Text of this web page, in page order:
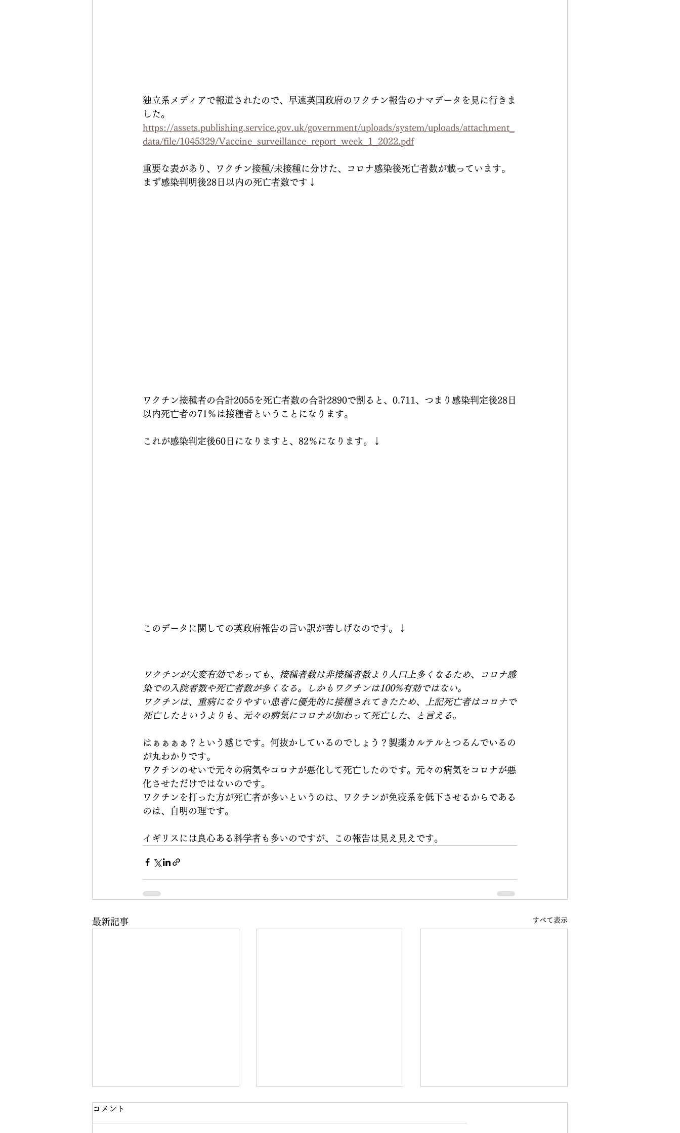
独立系メディアで報道されたので、早速英国政府のワクチン報告のナマデータを見に行きま
した。
https://assets.publishing.service.gov.uk/government/uploads/system/uploads/attachment_
data/file/1045329/Vaccine_surveillance_report_week_1_2022.pdf
重要な表があり、ワクチン接種/未接種に分けた、コロナ感染後死亡者数が載っています。
まず感染判明後28日以内の死亡者数です↓
ワクチン接種者の合計2055を死亡者数の合計2890で割ると、0.711、つまり感染判定後28日
以内死亡者の71％は接種者ということになります。
これが感染判定後60日になりますと、82％になります。↓
このデータに関しての英政府報告の言い訳が苦しげなのです。↓
ワクチンが大変有効であっても、接種者数は非接種者数より人口上多くなるため、コロナ感
染での入院者数や死亡者数が多くなる。しかもワクチンは100%有効ではない。
ワクチンは、重病になりやすい患者に優先的に接種されてきたため、上記死亡者はコロナで
死亡したというよりも、元々の病気にコロナが加わって死亡した、と言える。
はぁぁぁぁ？という感じです。何抜かしているのでしょう？製薬カルテルとつるんでいるの
が丸わかりです。
ワクチンのせいで元々の病気やコロナが悪化して死亡したのです。元々の病気をコロナが悪
化させただけではないのです。
ワクチンを打った方が死亡者が多いというのは、ワクチンが免疫系を低下させるからである
のは、自明の理です。
イギリスには良心ある科学者も多いのですが、この報告は見え見えです。
最新記事 すべて表示
コメント